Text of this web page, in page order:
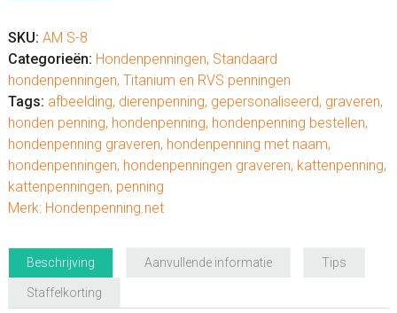
SKU: AM S-8
Categorieën: Hondenpenningen, Standaard
hondenpenningen, Titanium en RVS penningen
Tags: afbeelding, dierenpenning, gepersonaliseerd, graveren,
honden penning, hondenpenning, hondenpenning bestellen,
hondenpenning graveren, hondenpenning met naam,
hondenpenningen, hondenpenningen graveren, kattenpenning,
kattenpenningen, penning
Merk: Hondenpenning.net
Beschrijving Aanvullende informatie Tips
Staffelkorting